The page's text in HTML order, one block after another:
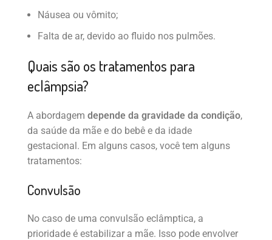
Náusea ou vômito;
Falta de ar, devido ao fluido nos pulmões.
Quais são os tratamentos para
eclâmpsia?
A abordagem depende da gravidade da condição,
da saúde da mãe e do bebê e da idade
gestacional. Em alguns casos, você tem alguns
tratamentos:
Convulsão
No caso de uma convulsão eclâmptica, a
prioridade é estabilizar a mãe. Isso pode envolver